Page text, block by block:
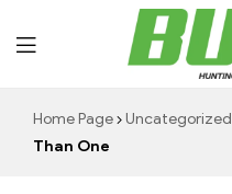
Hunting
Home Page Uncategorized
Than One